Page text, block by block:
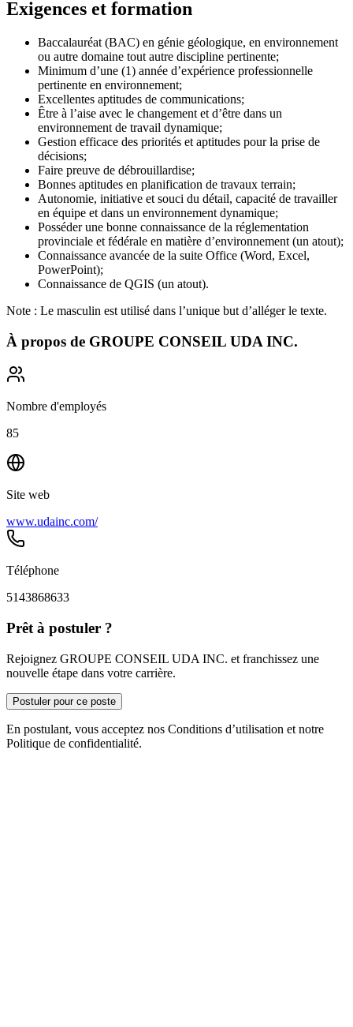
Exigences et formation
Baccalauréat (BAC) en génie géologique, en environnement
ou autre domaine tout autre discipline pertinente;
Minimum d’une (1) année d’expérience professionnelle
pertinente en environnement;
Excellentes aptitudes de communications;
Être à l’aise avec le changement et d’être dans un
environnement de travail dynamique;
Gestion efficace des priorités et aptitudes pour la prise de
décisions;
Faire preuve de débrouillardise;
Bonnes aptitudes en planification de travaux terrain;
Autonomie, initiative et souci du détail, capacité de travailler
en équipe et dans un environnement dynamique;
Posséder une bonne connaissance de la réglementation
provinciale et fédérale en matière d’environnement (un atout);
Connaissance avancée de la suite Office (Word, Excel,
PowerPoint);
Connaissance de QGIS (un atout).
Note : Le masculin est utilisé dans l’unique but d’alléger le texte.
À propos de GROUPE CONSEIL UDA INC.
Nombre d'employés
85
Site web
www.udainc.com/
Téléphone
5143868633
Prêt à postuler ?
Rejoignez GROUPE CONSEIL UDA INC. et franchissez une
nouvelle étape dans votre carrière.
Postuler pour ce poste
En postulant, vous acceptez nos Conditions d’utilisation et notre
Politique de confidentialité.